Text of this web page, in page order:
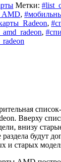
Метки:
,
,
,
Вверху
внизу
будут
и старых